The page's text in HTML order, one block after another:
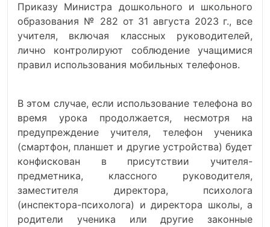
Приказу Министра дошкольного и школьного
образования № 282 от 31 августа 2023 г., все
учителя, включая классных руководителей,
лично контролируют соблюдение учащимися
правил использования мобильных телефонов.
В этом случае, если использование телефона во
время урока продолжается, несмотря на
предупреждение учителя, телефон ученика
(смартфон, планшет и другие устройства) будет
конфискован в присутствии учителя-
предметника, классного руководителя,
заместителя директора, психолога
(инспектора-психолога) и директора школы, а
родители ученика или другие законные